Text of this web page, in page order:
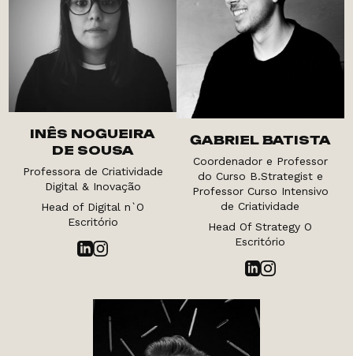
INÊS NOGUEIRA
DE SOUSA
Professora de Criatividade
Digital & Inovação
Head of Digital n`O
Escritório
GABRIEL BATISTA
Coordenador e Professor
do Curso B.Strategist e
Professor Curso Intensivo
de Criatividade
Head Of Strategy O
Escritório